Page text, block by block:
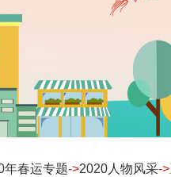
年春运专题->2020人物风采->